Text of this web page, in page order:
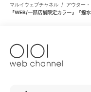
マルイウェブチャネル / アウター
『WEB/一部店舗限定カラー』『撥